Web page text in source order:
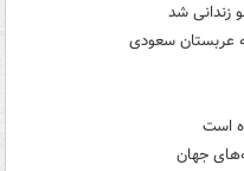
زندانی شد
عربستان سعودی
است
جهان